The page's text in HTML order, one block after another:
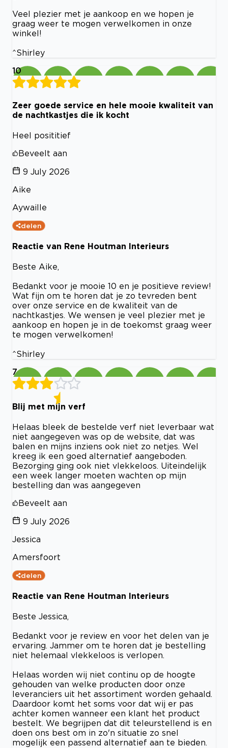
Veel plezier met je aankoop en we hopen je
graag weer te mogen verwelkomen in onze
winkel!
^Shirley
10
Zeer goede service en hele mooie kwaliteit van
de nachtkastjes die ik kocht
Heel posititief
Beveelt aan
9 July 2026
Aike
Aywaille
delen
Reactie van Rene Houtman Interieurs
Beste Aike,
Bedankt voor je mooie 10 en je positieve review!
Wat fijn om te horen dat je zo tevreden bent
over onze service en de kwaliteit van de
nachtkastjes. We wensen je veel plezier met je
aankoop en hopen je in de toekomst graag weer
te mogen verwelkomen!
^Shirley
7
Blij met mijn verf
Helaas bleek de bestelde verf niet leverbaar wat
niet aangegeven was op de website, dat was
balen en mijns inziens ook niet zo netjes. Wel
kreeg ik een goed alternatief aangeboden.
Bezorging ging ook niet vlekkeloos. Uiteindelijk
een week langer moeten wachten op mijn
bestelling dan was aangegeven
Beveelt aan
9 July 2026
Jessica
Amersfoort
delen
Reactie van Rene Houtman Interieurs
Beste Jessica,
Bedankt voor je review en voor het delen van je
ervaring. Jammer om te horen dat je bestelling
niet helemaal vlekkeloos is verlopen.
Helaas worden wij niet continu op de hoogte
gehouden van welke producten door onze
leveranciers uit het assortiment worden gehaald.
Daardoor komt het soms voor dat wij er pas
achter komen wanneer een klant het product
bestelt. We begrijpen dat dit teleurstellend is en
doen ons best om in zo'n situatie zo snel
mogelijk een passend alternatief aan te bieden.